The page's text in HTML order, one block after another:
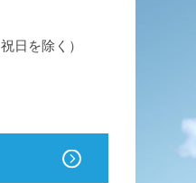
日を除く）